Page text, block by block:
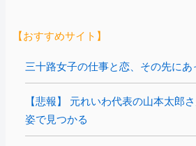
【おすすめサイト】
三十路女子の仕事と恋、その先にあ
【悲報】 元れいわ代表の山本太郎
姿で見つかる